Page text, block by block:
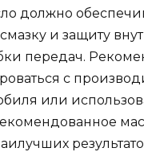
должно
и защиту
передач.
с
или